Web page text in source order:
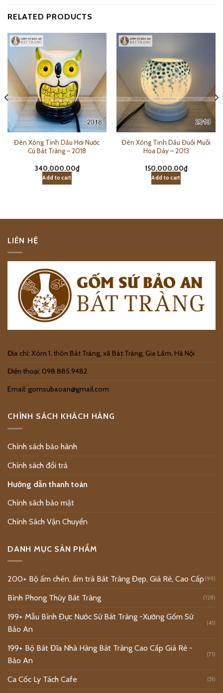
RELATED PRODUCTS
Đèn Xông Tinh Dầu Hơi Nước
Cú Bát Tràng – 2018
340,000.00₫
Add to cart
Đèn Xông Tinh Dầu Đuổi Muỗi
Hoa Dây – 2013
150,000.00₫
Add to cart
LIÊN HỆ
Địa chỉ: Xóm 1, thôn Bát Tràng, xã Bát Tràng, Gia Lâm, Hà Nội
Điện thoại: 098.885.9482
Email: gomsubaoan@gmail.com
CHÍNH SÁCH KHÁCH HÀNG
Chính sách bảo hành
Chính sách đổi trả
Hướng dẫn thanh toán
Chính sách bảo mật
Chính Sách Vận Chuyển
DANH MỤC SẢN PHẨM
200+ Bộ ấm chén, ấm trà Bát Tràng Đẹp, Giá Rẻ, Cao Cấp (99)
Bình Phong Thủy Bát Tràng (128)
199+ Mẫu Bình Đực Nước Sứ Bát Tràng -Xưởng Gốm Sứ
Bảo An
(41)
199+ Bộ Bát Đĩa Nhà Hàng Bát Tràng Cao Cấp Giá Rẻ -
Bảo An
(71)
Ca Cốc Ly Tách Cafe (51)